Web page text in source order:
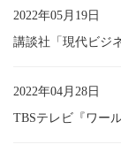
2022年05月19日
講談社「現代ビジ
2022年04月28日
TBSテレビ『ワー